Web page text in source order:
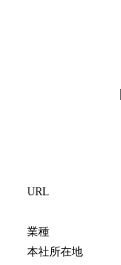
URL
業種
本社所在地